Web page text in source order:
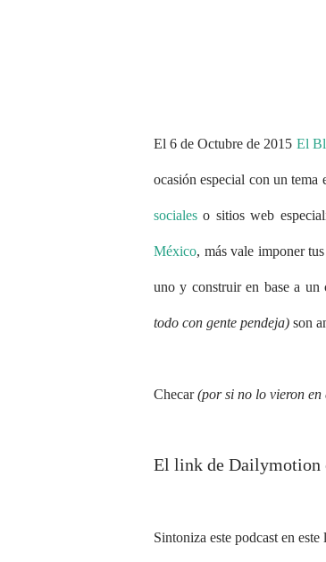
El 6 de Octubre de 2015 El
ocasión especial con un tema
sociales o sitios web
México, más vale imponer
uno y construir en base a un
todo con gente pendeja) son
Checar(por si no lo vieron en
El link de Dailymotion
Sintoniza este podcast en este